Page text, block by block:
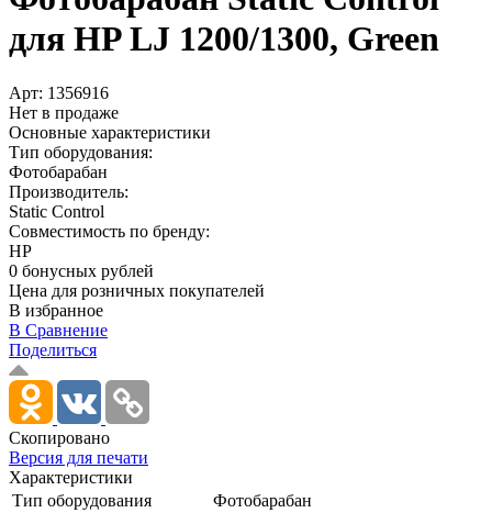
для HP LJ 1200/­1300, Green
Арт: 1356916
Нет в продаже
Основные характеристики
Тип оборудования:
Фотобарабан
Производитель:
Static Control
Совместимость по бренду:
HP
0 бонусных рублей
Цена для розничных покупателей
В избранное
В Сравнение
Поделиться
Скопировано
Версия для печати
Характеристики
Тип оборудования
Фотобарабан